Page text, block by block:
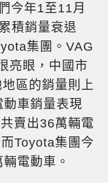
今年1至11月
積銷量衰退
集團。VAG
亮眼，中國市
區的銷量則上
車銷量表現
賣出36萬輛電
Toyota集團今
電動車。